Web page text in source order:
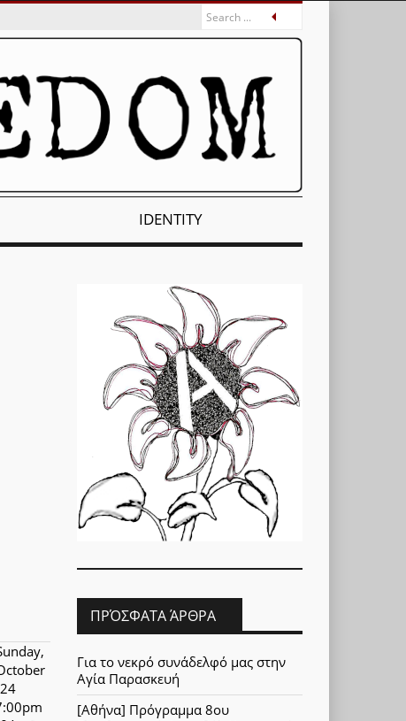
IDENTITY
ΠΡΌΣΦΑΤΑ ΆΡΘΡΑ
Για το νεκρό συνάδελφό μας στην
Αγία Παρασκευή
[Αθήνα] Πρόγραμμα 8ου